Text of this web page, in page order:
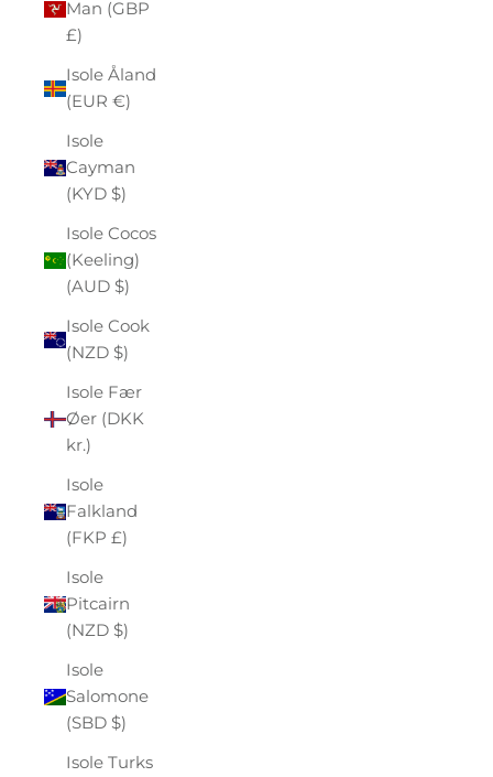
Man (GBP
£)
Isole Åland
(EUR €)
Isole
Cayman
(KYD $)
Isole Cocos
(Keeling)
(AUD $)
Isole Cook
(NZD $)
Isole Fær
Øer (DKK
kr.)
Isole
Falkland
(FKP £)
Isole
Pitcairn
(NZD $)
Isole
Salomone
(SBD $)
Isole Turks